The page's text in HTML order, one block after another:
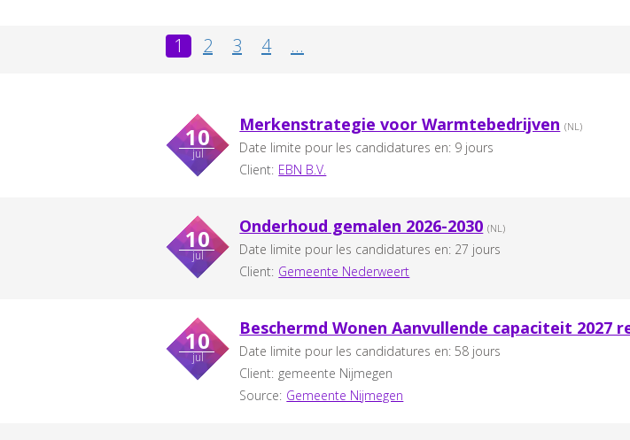
1 2 3 4 ...
10
jul
Merkenstrategie voor Warmtebedrijven (NL)
Date limite pour les candidatures en: 9 jours
Client: EBN B.V.
10
jul
Onderhoud gemalen 2026-2030 (NL)
Date limite pour les candidatures en: 27 jours
Client: Gemeente Nederweert
10
jul
Beschermd Wonen Aanvullende capaciteit 2027
Date limite pour les candidatures en: 58 jours
Client: gemeente Nijmegen
Source: Gemeente Nijmegen